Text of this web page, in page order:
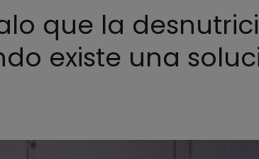
que la
existe una